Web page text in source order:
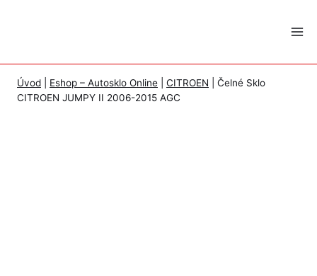
Úvod Eshop – Autosklo Online CITROEN
Čelné Sklo
CITROEN JUMPY II 2006-2015 AGC